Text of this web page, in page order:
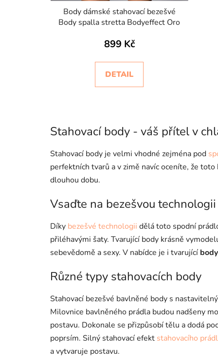
Body dámské stahovací bezešvé
Body spalla stretta Bodyeffect Oro
899 Kč
DETAIL
Stahovací body - váš přítel v
Stahovací body je velmi vhodné zejména pod
perfektních tvarů a v zimě navíc oceníte, že
dlouhou dobu.
Vsaďte na bezešvou technologii
Díky bezešvé technologii dělá toto spodní
přiléhavými šaty. Tvarující body krásně
sebevědomě a sexy. V nabídce je i tvarující
Různé typy stahovacích body
Stahovací bezešvé bavlněné body s
Milovnice bavlněného prádla budou nadšeny
postavu. Dokonale se přizpůsobí tělu a dodá
poprsím. Silný stahovací efekt stahovacího
a vytvaruje postavu.